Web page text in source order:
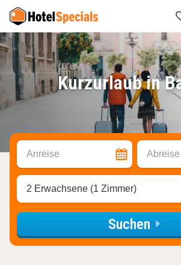
Kurzurlaub in
Anreise Abreise
2 Erwachsene (1 Zimmer)
Suchen